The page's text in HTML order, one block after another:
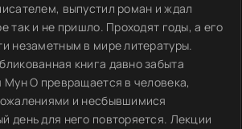
выпустил роман и ждал
так и не пришло. Проходят годы, а его
незаметным в мире литературы.
книга давно забыта
Мун О превращается в человека,
и несбывшимися
день для него повторяется. Лекции